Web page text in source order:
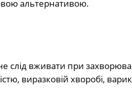
альтернативою.
слід вживати при
виразковій хворобі,